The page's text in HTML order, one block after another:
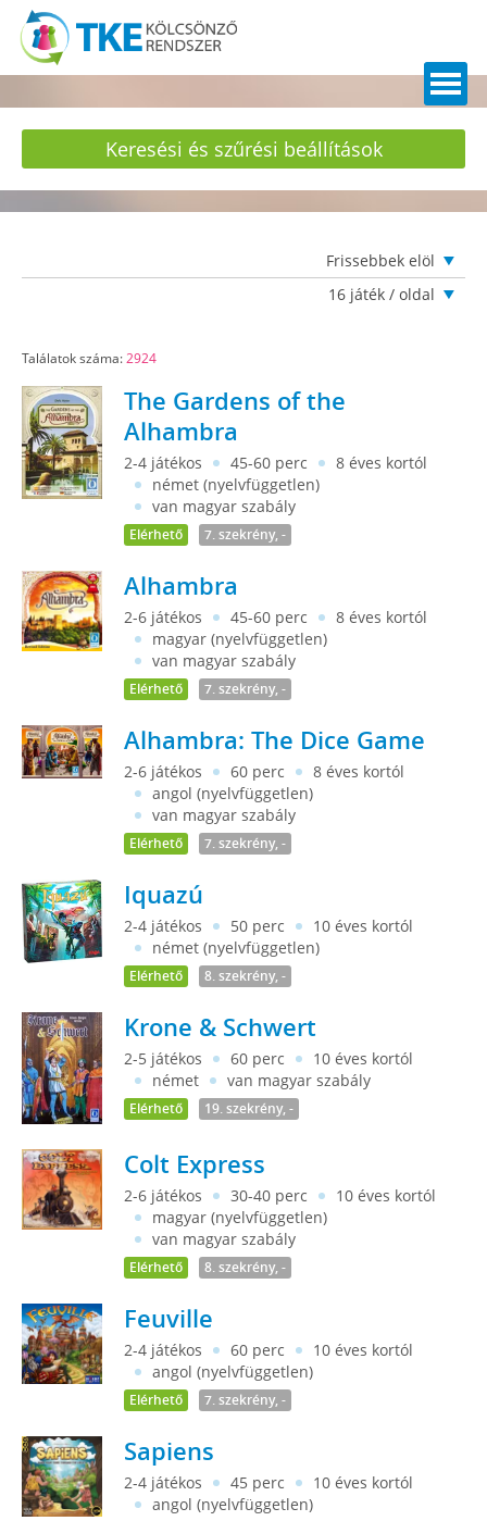
Keresési és szűrési beállítások
Frissebbek elöl
16 játék / oldal
Találatok száma: 2924
The Gardens of the
Alhambra
2-4 játékos 45-60 perc
8 éves kortól
német (nyelvfüggetlen)
van magyar szabály
Elérhető 7. szekrény, -
Alhambra
2-6 játékos 45-60 perc
8 éves kortól
magyar (nyelvfüggetlen)
van magyar szabály
Elérhető 7. szekrény, -
Alhambra: The Dice Game
2-6 játékos 60 perc
8 éves kortól
angol (nyelvfüggetlen)
van magyar szabály
Elérhető 7. szekrény, -
Iquazú
2-4 játékos 50 perc
10 éves kortól
német (nyelvfüggetlen)
Elérhető 8. szekrény, -
Krone & Schwert
2-5 játékos 60 perc
10 éves kortól
német
van magyar szabály
Elérhető 19. szekrény, -
Colt Express
2-6 játékos 30-40 perc
10 éves kortól
magyar (nyelvfüggetlen)
van magyar szabály
Elérhető 8. szekrény, -
Feuville
2-4 játékos 60 perc
10 éves kortól
angol (nyelvfüggetlen)
Elérhető 7. szekrény, -
Sapiens
2-4 játékos 45 perc
10 éves kortól
angol (nyelvfüggetlen)